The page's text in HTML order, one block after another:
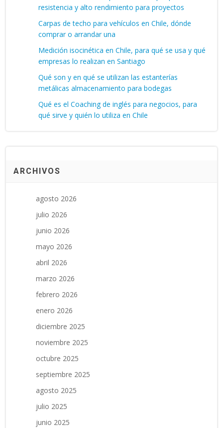
resistencia y alto rendimiento para proyectos
Carpas de techo para vehículos en Chile, dónde
comprar o arrandar una
Medición isocinética en Chile, para qué se usa y qué
empresas lo realizan en Santiago
Qué son y en qué se utilizan las estanterías
metálicas almacenamiento para bodegas
Qué es el Coaching de inglés para negocios, para
qué sirve y quién lo utiliza en Chile
ARCHIVOS
agosto 2026
julio 2026
junio 2026
mayo 2026
abril 2026
marzo 2026
febrero 2026
enero 2026
diciembre 2025
noviembre 2025
octubre 2025
septiembre 2025
agosto 2025
julio 2025
junio 2025